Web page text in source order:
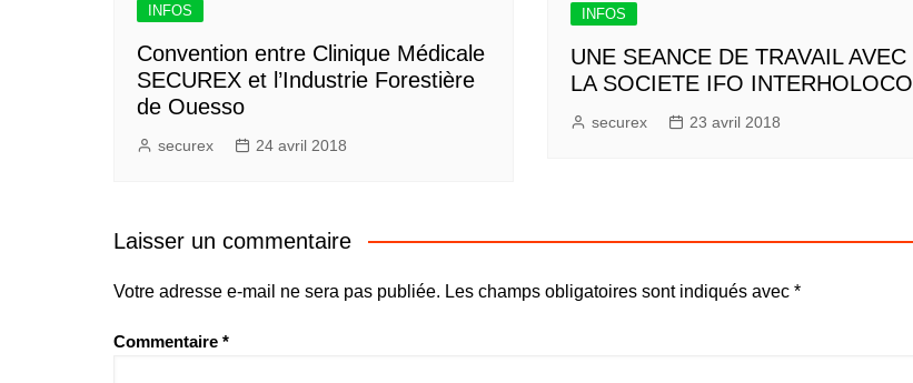
INFOS
Convention entre Clinique Médicale
SECUREX et l’Industrie Forestière
de Ouesso
securex 24 avril 2018
INFOS
UNE SEANCE DE TRAVAIL AVEC
LA SOCIETE IFO INTERHOLOCO
securex 23 avril 2018
Laisser un commentaire
Votre adresse e-mail ne sera pas publiée. Les champs obligatoires sont indiqués avec *
Commentaire *